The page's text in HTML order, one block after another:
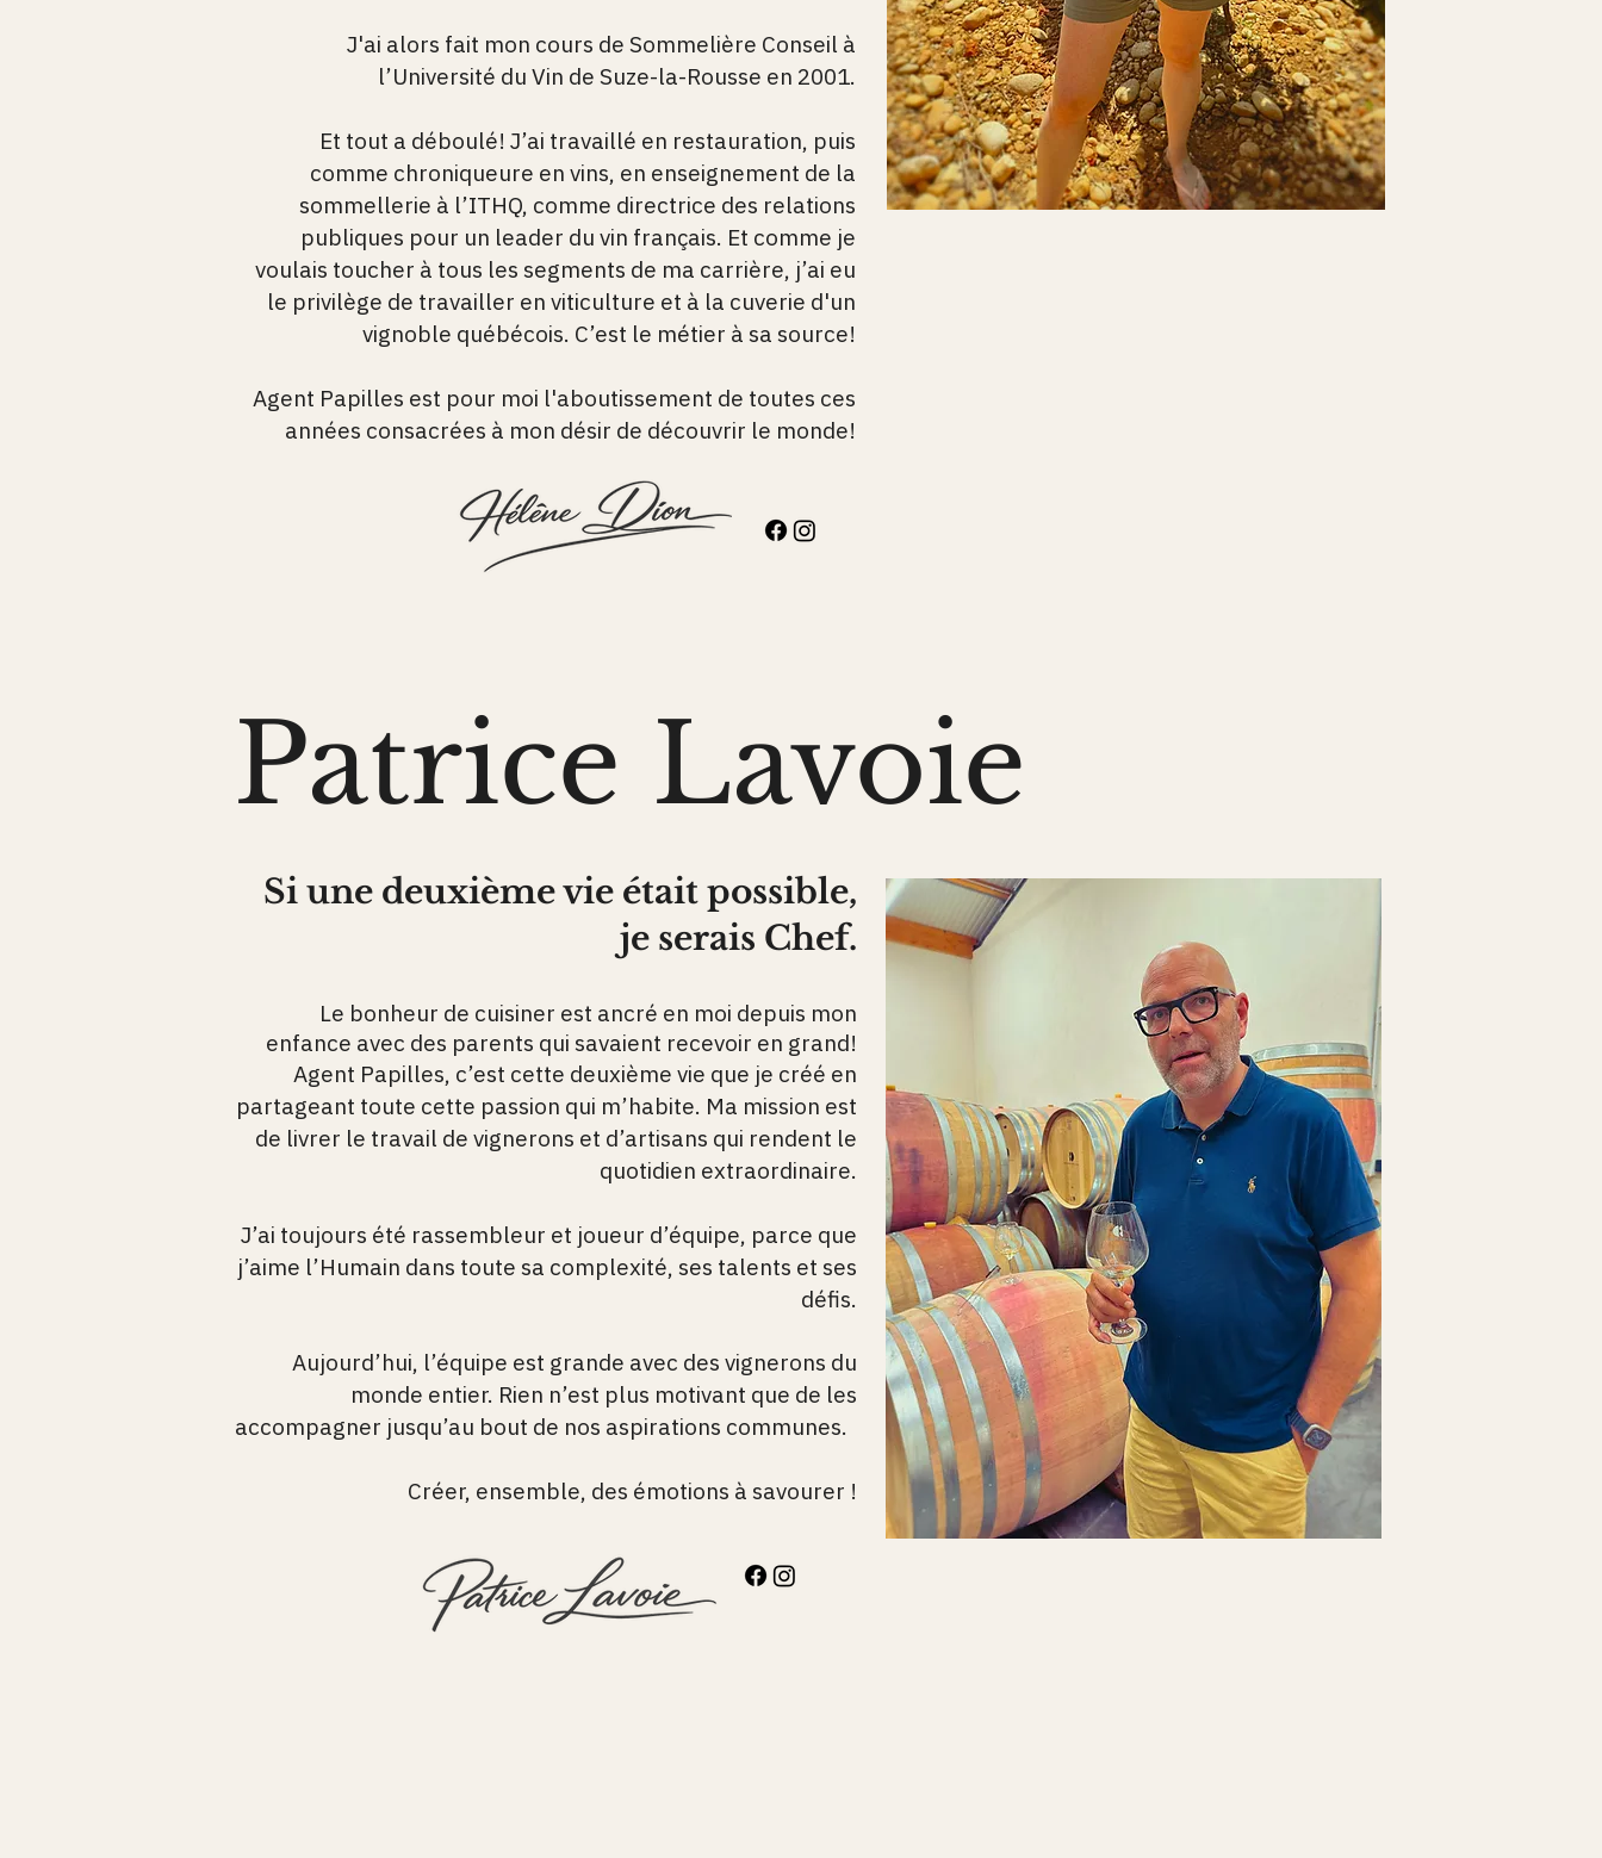
J'ai alors fait mon cours de Sommelière Conseil à
l’Université du Vin de Suze-la-Rousse en 2001.
Et tout a déboulé! J’ai travaillé en restauration, puis
comme chroniqueure en vins, en enseignement de la
sommellerie à l’ITHQ, comme directrice des relations
publiques pour un leader du vin français. Et comme je
voulais toucher à tous les segments de ma carrière, j’ai eu
le privilège de travailler en viticulture et à la cuverie d'un
vignoble québécois. C’est le métier à sa source!
Agent Papilles est pour moi l'aboutissement de toutes ces
années consacrées à mon désir de découvrir le monde!
Patrice Lavoie
Si une deuxième vie était possible,
je serais Chef.
Le bonheur de cuisiner est ancré en moi depuis mon
enfance avec des parents qui savaient recevoir en grand!
Agent Papilles, c’est cette deuxième vie que je créé en
partageant toute cette passion qui m’habite. Ma mission est
de livrer le travail de vignerons et d’artisans qui rendent le
quotidien extraordinaire.
J’ai toujours été rassembleur et joueur d’équipe, parce que
j’aime l’Humain dans toute sa complexité, ses talents et ses
défis.
Aujourd’hui, l’équipe est grande avec des vignerons du
monde entier. Rien n’est plus motivant que de les
accompagner jusqu’au bout de nos aspirations communes.
Créer, ensemble, des émotions à savourer !